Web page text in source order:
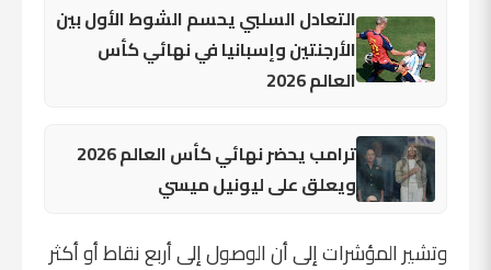
التعادل السلبي يحسم الشوط الأول بين
الأرجنتين وإسبانيا في نهائي كأس
العالم 2026
ترامب يحضر نهائي كأس العالم 2026
ويعلق على ليونيل ميسي
وتشير المؤشرات إلى أن الوصول إلى أربع نقاط أو أكثر